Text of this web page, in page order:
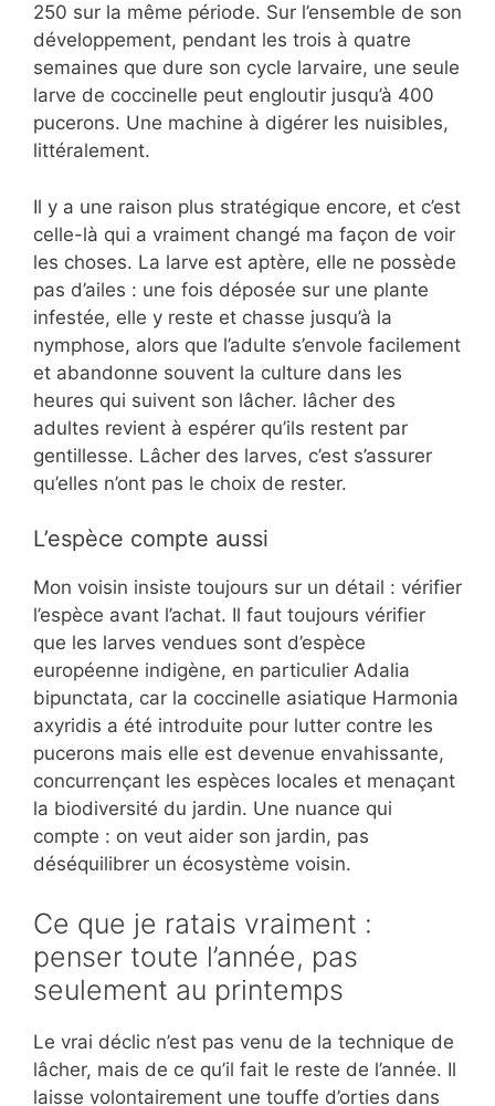
250 sur la même période. Sur l’ensemble de son
développement, pendant les trois à quatre
semaines que dure son cycle larvaire, une seule
larve de coccinelle peut engloutir jusqu’à 400
pucerons. Une machine à digérer les nuisibles,
littéralement.
Il y a une raison plus stratégique encore, et c’est
celle-là qui a vraiment changé ma façon de voir
les choses. La larve est aptère, elle ne possède
pas d’ailes : une fois déposée sur une plante
infestée, elle y reste et chasse jusqu’à la
nymphose, alors que l’adulte s’envole facilement
et abandonne souvent la culture dans les
heures qui suivent son lâcher. lâcher des
adultes revient à espérer qu’ils restent par
gentillesse. Lâcher des larves, c’est s’assurer
qu’elles n’ont pas le choix de rester.
L’espèce compte aussi
Mon voisin insiste toujours sur un détail : vérifier
l’espèce avant l’achat. Il faut toujours vérifier
que les larves vendues sont d’espèce
européenne indigène, en particulier Adalia
bipunctata, car la coccinelle asiatique Harmonia
axyridis a été introduite pour lutter contre les
pucerons mais elle est devenue envahissante,
concurrençant les espèces locales et menaçant
la biodiversité du jardin. Une nuance qui
compte : on veut aider son jardin, pas
déséquilibrer un écosystème voisin.
Ce que je ratais vraiment :
penser toute l’année, pas
seulement au printemps
Le vrai déclic n’est pas venu de la technique de
lâcher, mais de ce qu’il fait le reste de l’année. Il
laisse volontairement une touffe d’orties dans